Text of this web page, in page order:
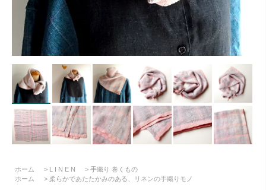
ホーム > L I N E N > 手織り 巻くもの
ホーム
> 柔らかであたたかみのある、リネンの手織りモノ